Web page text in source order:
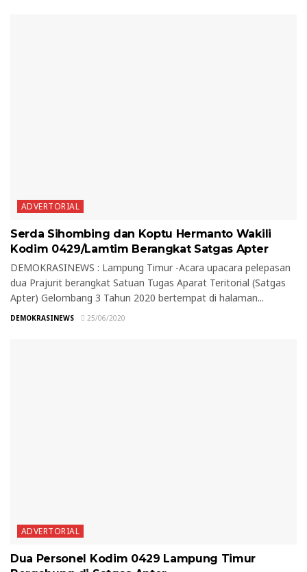
ADVERTORIAL
Serda Sihombing dan Koptu Hermanto Wakili
Kodim 0429/Lamtim Berangkat Satgas Apter
DEMOKRASINEWS : Lampung Timur -Acara upacara pelepasan
dua Prajurit berangkat Satuan Tugas Aparat Teritorial (Satgas
Apter) Gelombang 3 Tahun 2020 bertempat di halaman...
DEMOKRASINEWS 25/06/2020
ADVERTORIAL
Dua Personel Kodim 0429 Lampung Timur